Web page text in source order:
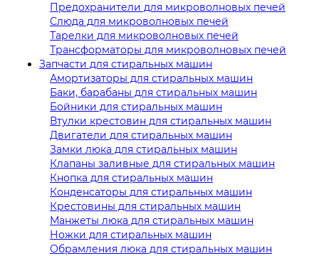
Предохранители для микроволновых печей
Слюда для микроволновых печей
Тарелки для микроволновых печей
Трансформаторы для микроволновых печей
Запчасти для стиральных машин
Амортизаторы для стиральных машин
Баки, барабаны для стиральных машин
Бойники для стиральных машин
Втулки крестовин для стиральных машин
Двигатели для стиральных машин
Замки люка для стиральных машин
Клапаны заливные для стиральных машин
Кнопка для стиральных машин
Конденсаторы для стиральных машин
Крестовины для стиральных машин
Манжеты люка для стиральных машин
Ножки для стиральных машин
Обрамления люка для стиральных машин